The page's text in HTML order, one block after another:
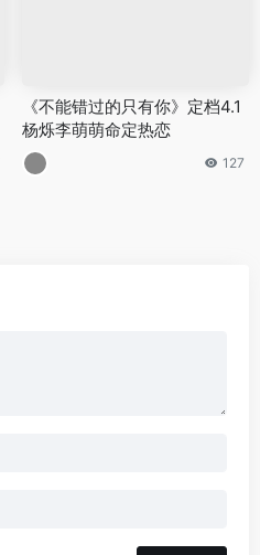
《不能错过的只有你》定档4.1
杨烁李萌萌命定热恋
127